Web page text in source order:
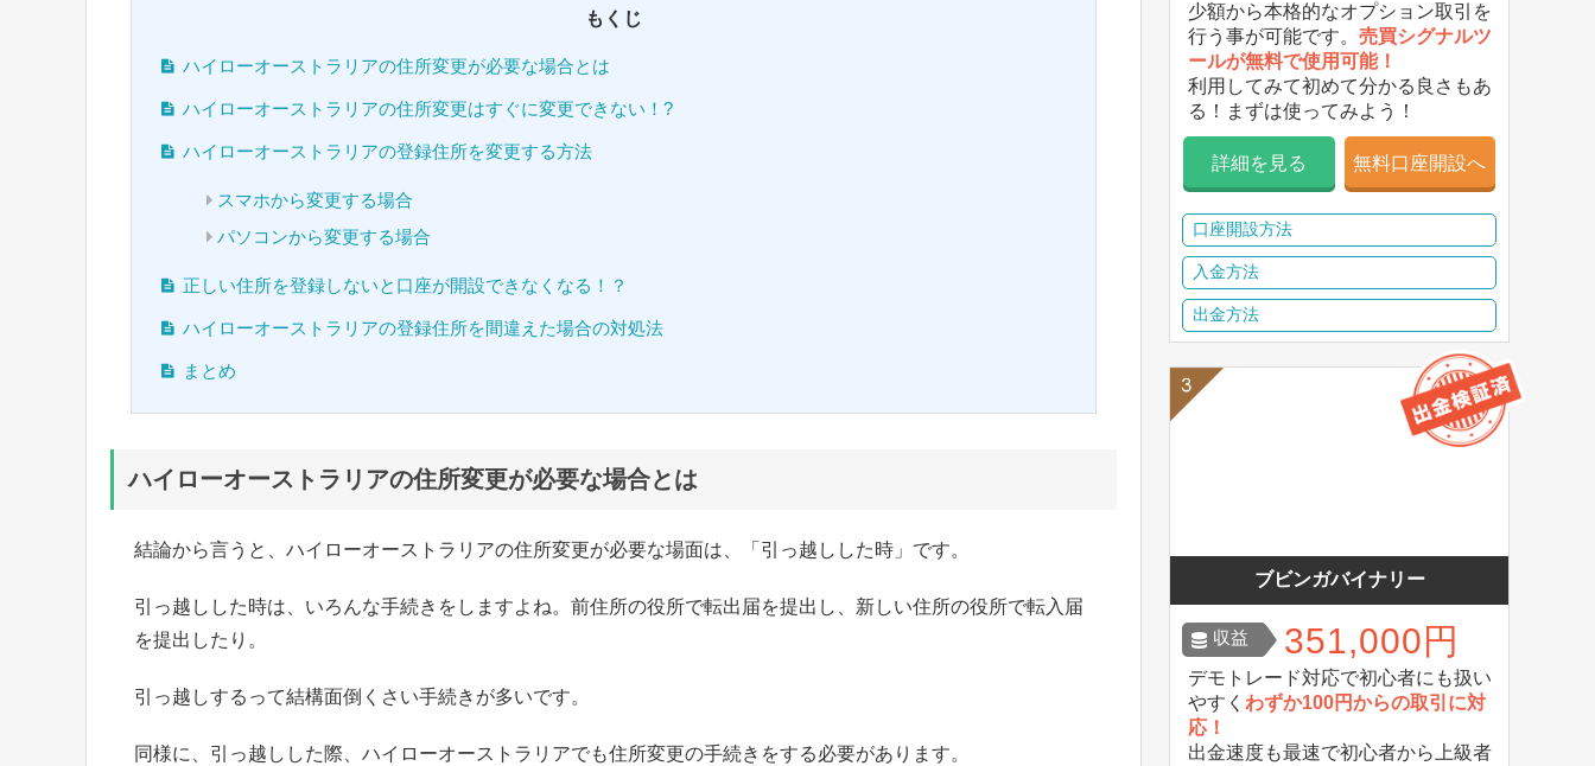
もくじ
ハイローオーストラリアの住所変更が必要な場合とは
ハイローオーストラリアの住所変更はすぐに変更できない！?
ハイローオーストラリアの登録住所を変更する方法
スマホから変更する場合
パソコンから変更する場合
正しい住所を登録しないと口座が開設できなくなる！？
ハイローオーストラリアの登録住所を間違えた場合の対処法
まとめ
ハイローオーストラリアの住所変更が必要な場合とは
結論から言うと、ハイローオーストラリアの住所変更が必要な場面は、「引っ越しした時」です。
引っ越しした時は、いろんな手続きをしますよね。前住所の役所で転出届を提出し、新しい住所の役所で転入届
を提出したり。
引っ越しするって結構面倒くさい手続きが多いです。
同様に、引っ越しした際、ハイローオーストラリアでも住所変更の手続きをする必要があります。
少額から本格的なオプション取引を
行う事が可能です。 売買シグナルツ
ールが無料で使用可能！
利用してみて初めて分かる良さもあ
る！まずは使ってみよう！
詳細を見る 無料口座開設へ
口座開設方法
入金方法
出金方法
ブビンガバイナリー
収益 351,000円
デモトレード対応で初心者にも扱い
やすく わずか100円からの取引に対
応！
出金速度も最速で初心者から上級者